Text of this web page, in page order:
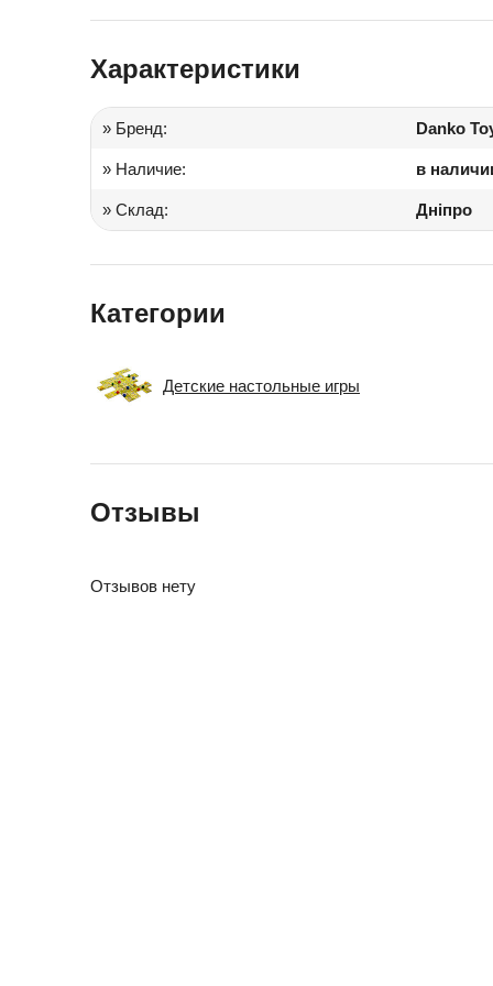
Подарки для детей
Характеристики
» Бренд: Danko
» Наличие: в
» Склад: Дніпро
Категории
Детские настольные игры
Отзывы
Отзывов нету